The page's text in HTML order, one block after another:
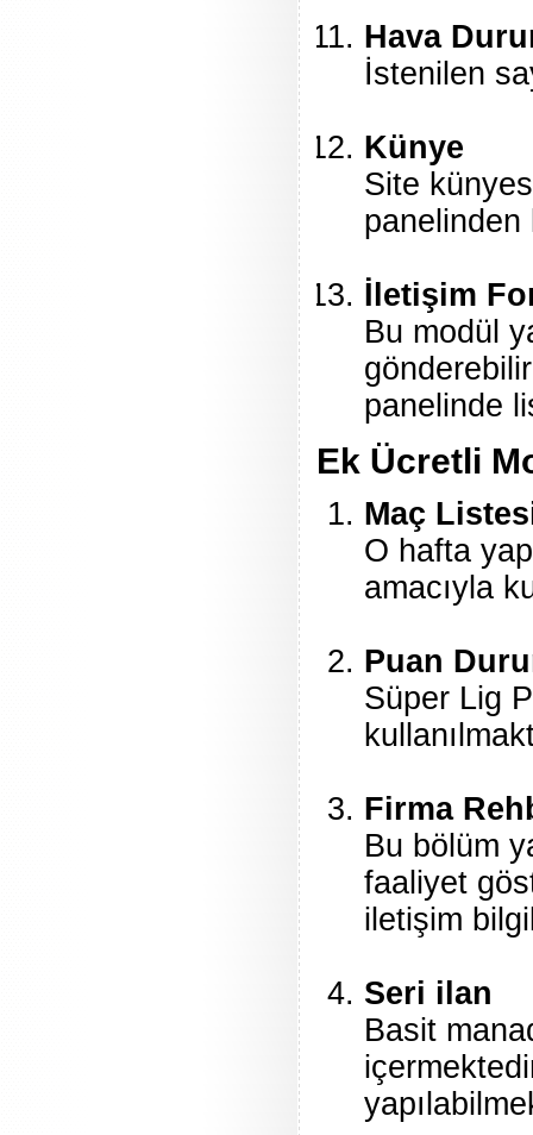
Hava
İstenilen
Künye
Site
İletişim
Bu modül
panelinde
Ek Ücretli
Maç
O hafta
amacıyla
Puan
Süper Lig
Firma
Bu bölüm
faaliyet
iletişim
Seri ilan
Basit